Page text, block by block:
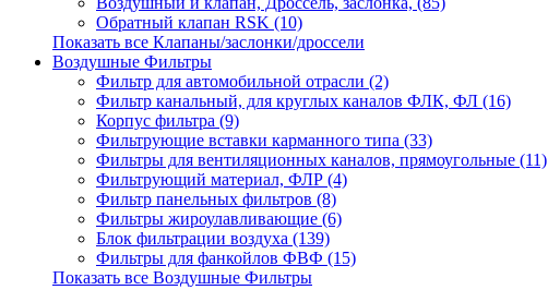
Обратный клапан RSK (10)
Показать все Клапаны/заслонки/дроссели
Воздушные Фильтры
Фильтр для автомобильной отрасли (2)
Фильтр канальный, для круглых каналов ФЛК, ФЛ (16)
Корпус фильтра (9)
Фильтрующие вставки карманного типа (33)
Фильтры для вентиляционных каналов, прямоугольные (11)
Фильтрующий материал, ФЛР (4)
Фильтр панельных фильтров (8)
Фильтры жироулавливающие (6)
Блок фильтрации воздуха (139)
Фильтры для фанкойлов ФВФ (15)
Показать все Воздушные Фильтры